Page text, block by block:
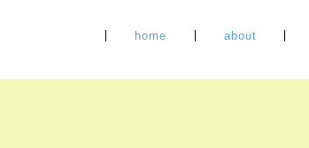
home about